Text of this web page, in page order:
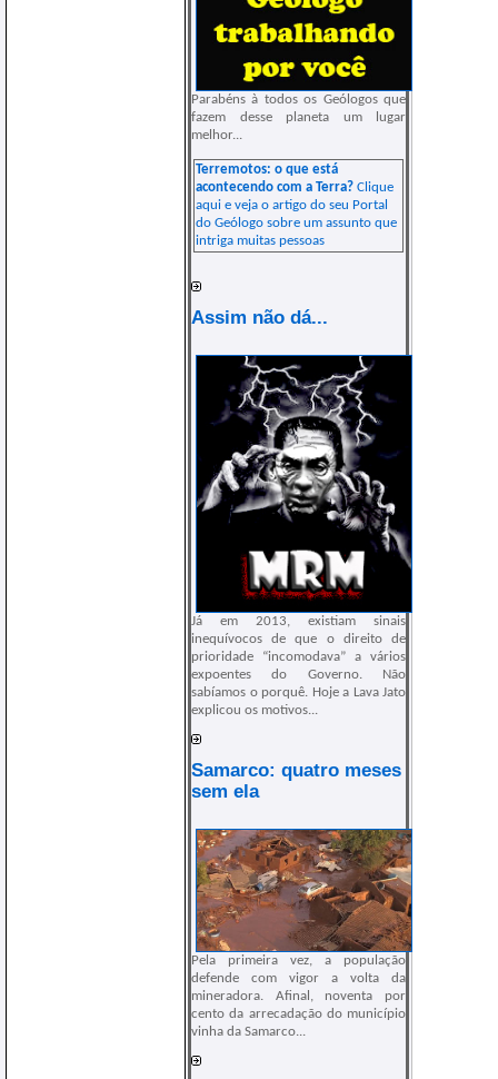
Parabéns à todos os Geólogos que
fazem desse planeta um lugar
melhor...
Terremotos: o que está
acontecendo com a Terra? Clique
aqui e veja o artigo do seu Portal
do Geólogo sobre um assunto que
intriga muitas pessoas
Assim não dá...
Já em 2013, existiam sinais
inequívocos de que o direito de
prioridade “incomodava” a vários
expoentes do Governo. Não
sabíamos o porquê. Hoje a Lava Jato
explicou os motivos...
Samarco: quatro meses
sem ela
Pela primeira vez, a população
defende com vigor a volta da
mineradora. Afinal, noventa por
cento da arrecadação do município
vinha da Samarco...